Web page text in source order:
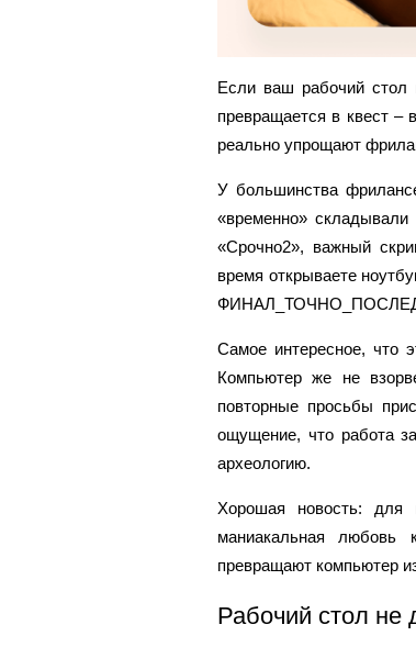
Если ваш рабочий стол
превращается в квест –
реально упрощают
У большинства
«временно»
«Срочно2», важный
время открываете
Самое интересное, что
Компьютер же не
повторные просьбы
ощущение, что работа
археологию.
Хорошая новость: для
маниакальная любовь
превращают компьютер
Рабочий стол не